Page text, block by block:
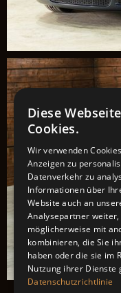
Diese
Cookies.
Wir verwenden
Anzeigen zu
Datenverkehr zu
Informationen über
Website auch an
Analysepartner weiter,
möglicherweise mit
kombinieren, die Sie
haben oder die sie im
Nutzung ihrer Dienste
Datenschutzrichtlinie